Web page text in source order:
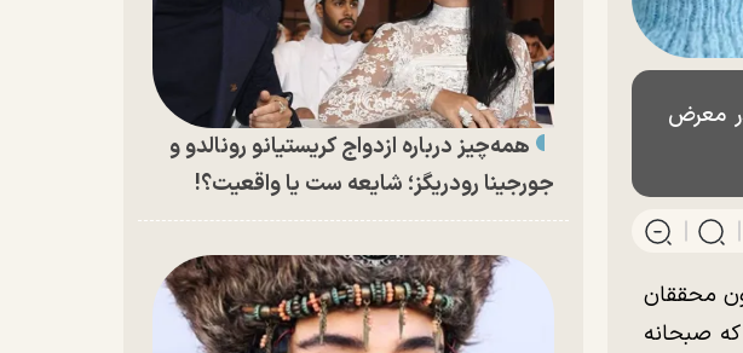
معرض
محققان
صبحانه
همه‌چیز درباره ازدواج کریستیانو رونالدو و
جورجینا رودریگز؛ شایعه ست یا واقعیت؟!